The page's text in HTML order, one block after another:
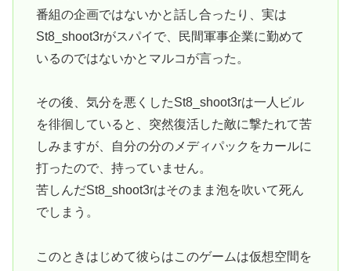
番組の企画ではないかと話し合ったり、実は
St8_shoot3rがスパイで、民間軍事企業に勤めて
いるのではないかとマルコが言った。
その後、気分を悪くしたSt8_shoot3rは一人ビル
を徘徊していると、突然復活した敵に撃たれて苦
しみますが、自分の分のメディパックをカールに
打ったので、持っていません。
苦しんだSt8_shoot3rはそのまま泡を吹いて死ん
でしまう。
このときはじめて彼らはこのゲームは仮想空間を